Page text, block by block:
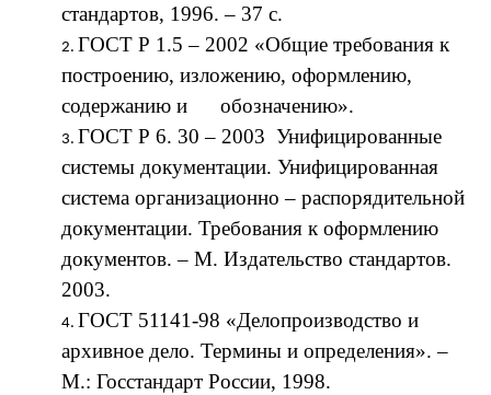
стандартов, 1996. – 37 с.
ГОСТ Р 1.5 – 2002 «Общие требования к
построению, изложению, оформлению,
содержанию и обозначению».
ГОСТ Р 6. 30 – 2003 Унифицированные
системы документации. Унифицированная
система организационно – распорядительной
документации. Требования к оформлению
документов. – М. Издательство стандартов.
2003.
ГОСТ 51141-98 «Делопроизводство и
архивное дело. Термины и определения». –
М.: Госстандарт России, 1998.